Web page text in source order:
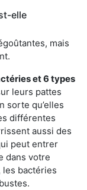
elle
mais
et 6 types
leurs pattes
sorte qu’elles
différentes
aussi des
peut entrer
dans votre
les bactéries